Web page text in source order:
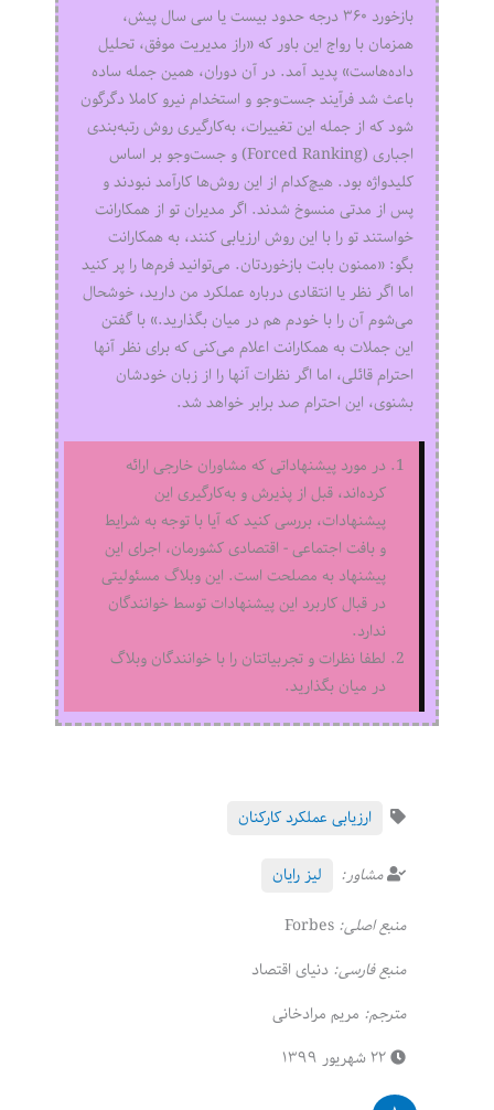
بازخورد ۳۶۰ درجه حدود بیست یا سی سال پیش،
همزمان با رواج این باور که «راز مدیریت موفق، تحلیل
داده‌هاست» پدید آمد. در آن دوران، همین جمله ساده
باعث شد فرآیند جست‌وجو و استخدام نیرو کاملا دگرگون
شود که از جمله این تغییرات، به‌کارگیری روش رتبه‌بندی
اجباری (Forced Ranking) و جست‌وجو بر اساس
کلیدواژه بود. هیچ‌کدام از این روش‌ها کارآمد نبودند و
پس از مدتی منسوخ شدند. اگر مدیران تو از همکارانت
خواستند تو را با این روش ارزیابی کنند، به همکارانت
بگو: «ممنون بابت بازخوردتان. می‌توانید فرم‌ها را پر کنید
اما اگر نظر یا انتقادی درباره عملکرد من دارید، خوشحال
می‌شوم آن را با خودم هم در میان بگذارید.» با گفتن
این جملات به همکارانت اعلام می‌کنی که برای نظر آنها
احترام قائلی، اما اگر نظرات آنها را از زبان خودشان
بشنوی، این احترام صد برابر خواهد شد.
در مورد پیشنهاداتی که مشاوران خارجی ارائه
کرده‌اند، قبل از پذیرش و به‌کارگیری این
پیشنهادات، بررسی کنید که آیا با توجه به شرایط
و بافت اجتماعی - اقتصادی کشورمان، اجرای این
پیشنهاد به مصلحت است. این وبلاگ مسئولیتی
در قبال کاربرد این پیشنهادات توسط خوانندگان
ندارد.
لطفا نظرات و تجربیاتتان را با خوانندگان وبلاگ
در میان بگذارید.
ارزیابی عملکرد کارکنان
مشاور:
لیز رایان
منبع اصلی: Forbes
منبع فارسی: دنیای اقتصاد
مترجم: مریم مرادخانی